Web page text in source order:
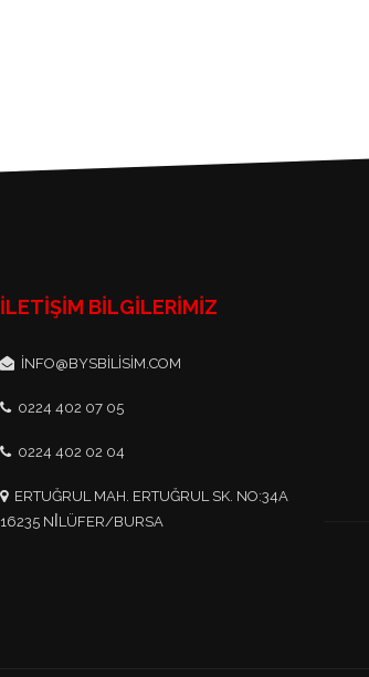
İLETIŞIM BILGILERIMIZ
INFO@BYSBILISIM.COM
0224 402 07 05
0224 402 02 04
ERTUĞRUL MAH. ERTUĞRUL SK. NO:34A
16235 NİLÜFER/BURSA